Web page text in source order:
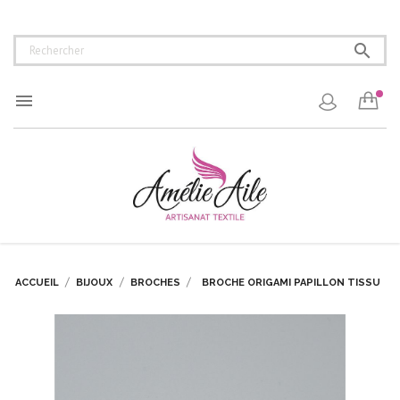


ACCUEIL BIJOUX BROCHES BROCHE ORIGAMI PAPILLON TISSU